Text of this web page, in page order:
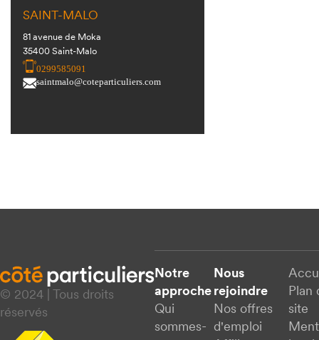
SAINT-MALO
81 avenue de Moka
35400 Saint-Malo
0299585091
saintmalo@coteparticuliers.com
© 2024 | Tous droits
réservés
Notre
approche
Qui
sommes-
Nous
rejoindre
Nos offres
d'emploi
Plan
site